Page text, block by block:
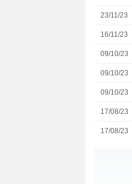
23/11/23
16/11/23
09/10/23
09/10/23
09/10/23
17/08/23
17/08/23